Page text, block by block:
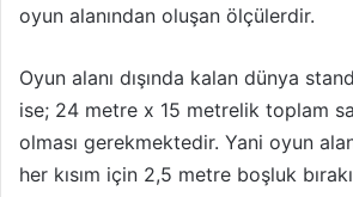
oyun alanından oluşan ölçülerdir.
Oyun alanı dışında kalan dünya
ise; 24 metre x 15 metrelik toplam
olması gerekmektedir. Yani oyun
her kısım için 2,5 metre boşluk